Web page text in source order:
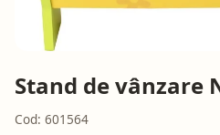
Stand de vânzare
Cod: 601564